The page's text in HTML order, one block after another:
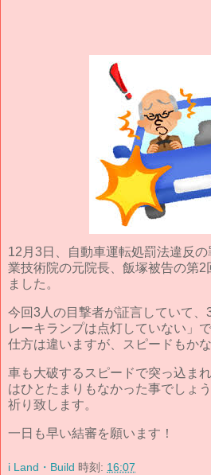
12月3日、自動車運転処罰法違反
業技術院の元院長、飯塚被告の第2
ました。
今回3人の目撃者が証言していて
レーキランプは点灯していない」
仕方は違いますが、スピードもか
車も大破するスピードで突っ込ま
はひとたまりもなかった事でしょ
祈り致します。
一日も早い結審を願います！
i Land・Build 時刻: 16:07